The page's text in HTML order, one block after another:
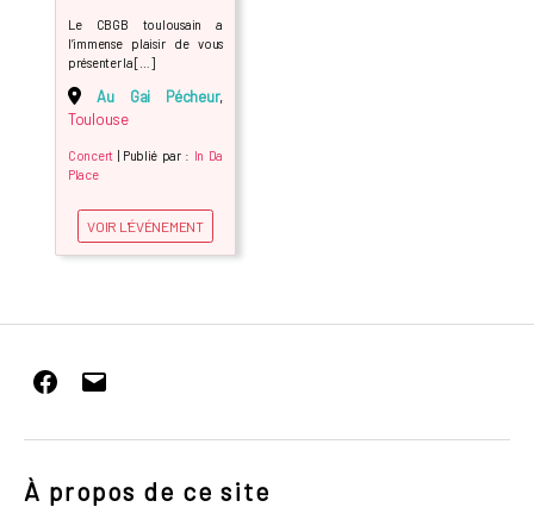
Le CBGB toulousain a
l’immense plaisir de vous
présenter la […]
Au Gai Pécheur,
Toulouse
Concert | Publié par : In Da
Place
VOIR L'ÉVÉNEMENT
Facebook
E-
mail
À propos de ce site